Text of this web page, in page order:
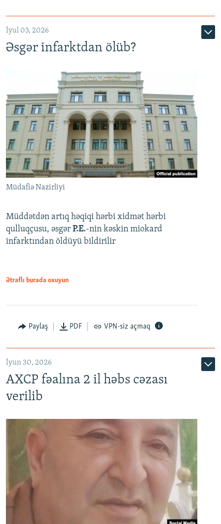
720p 1080p
İyul 03, 2026
Əsgər infarktdan ölüb?
Müdafiə Nazirliyi
Müddətdən artıq həqiqi hərbi xidmət hərbi
qulluqçusu, əsgər P.E.-nin kəskin miokard
infarktından öldüyü bildirilir
Ətraflı burada oxuyun
Paylaş PDF VPN-siz açmaq
İyun 30, 2026
AXCP fəalına 2 il həbs cəzası
verilib